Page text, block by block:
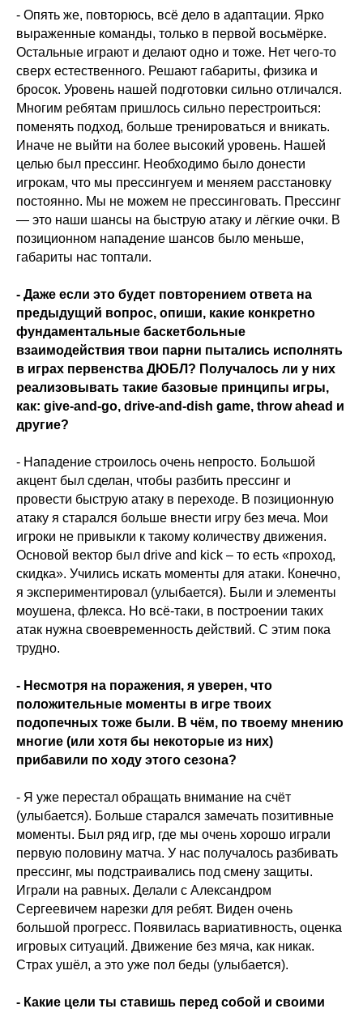
- Опять же, повторюсь, всё дело в адаптации. Ярко
выраженные команды, только в первой восьмёрке.
Остальные играют и делают одно и тоже. Нет чего-то
сверх естественного. Решают габариты, физика и
бросок. Уровень нашей подготовки сильно отличался.
Многим ребятам пришлось сильно перестроиться:
поменять подход, больше тренироваться и вникать.
Иначе не выйти на более высокий уровень. Нашей
целью был прессинг. Необходимо было донести
игрокам, что мы прессингуем и меняем расстановку
постоянно. Мы не можем не прессинговать. Прессинг
— это наши шансы на быструю атаку и лёгкие очки. В
позиционном нападение шансов было меньше,
габариты нас топтали.
- Даже если это будет повторением ответа на
предыдущий вопрос, опиши, какие конкретно
фундаментальные баскетбольные
взаимодействия твои парни пытались исполнять
в играх первенства ДЮБЛ? Получалось ли у них
реализовывать такие базовые принципы игры,
как: give-and-go, drive-and-dish game, throw ahead и
другие?
- Нападение строилось очень непросто. Большой
акцент был сделан, чтобы разбить прессинг и
провести быструю атаку в переходе. В позиционную
атаку я старался больше внести игру без меча. Мои
игроки не привыкли к такому количеству движения.
Основой вектор был drive and kick – то есть «проход,
скидка». Учились искать моменты для атаки. Конечно,
я экспериментировал (улыбается). Были и элементы
моушена, флекса. Но всё-таки, в построении таких
атак нужна своевременность действий. С этим пока
трудно.
- Несмотря на поражения, я уверен, что
положительные моменты в игре твоих
подопечных тоже были. В чём, по твоему мнению
многие (или хотя бы некоторые из них)
прибавили по ходу этого сезона?
- Я уже перестал обращать внимание на счёт
(улыбается). Больше старался замечать позитивные
моменты. Был ряд игр, где мы очень хорошо играли
первую половину матча. У нас получалось разбивать
прессинг, мы подстраивались под смену защиты.
Играли на равных. Делали с Александром
Сергеевичем нарезки для ребят. Виден очень
большой прогресс. Появилась вариативность, оценка
игровых ситуаций. Движение без мяча, как никак.
Страх ушёл, а это уже пол беды (улыбается).
- Какие цели ты ставишь перед собой и своими